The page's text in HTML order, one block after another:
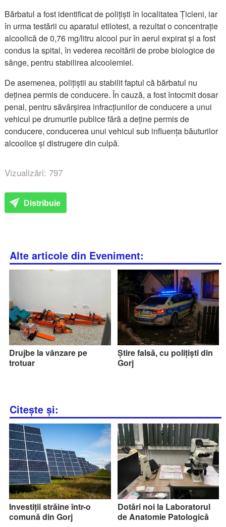
Bărbatul a fost identificat de polițiști în localitatea Țicleni, iar
în urma testării cu aparatul etilotest, a rezultat o concentrație
alcoolică de 0,76 mg/litru alcool pur în aerul expirat și a fost
condus la spital, în vederea recoltării de probe biologice de
sânge, pentru stabilirea alcoolemiei.
De asemenea, polițiștii au stabilit faptul că bărbatul nu
deținea permis de conducere. În cauză, a fost întocmit dosar
penal, pentru săvârșirea infracțiunilor de conducere a unui
vehicul pe drumurile publice fără a deține permis de
conducere, conducerea unui vehicul sub influența băuturilor
alcoolice și distrugere din culpă.
Vizualizări: 797
Distribuie
Alte articole din Eveniment:
Drujbe la vânzare pe
trotuar
Știre falsă, cu polițiști din
Gorj
Citește și:
Investiții străine într-o
comună din Gorj
Dotări noi la Laboratorul
de Anatomie Patologică